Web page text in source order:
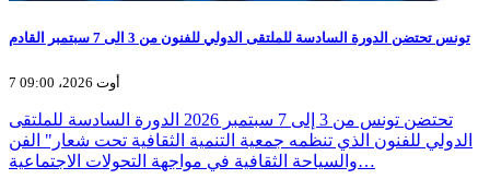
تونس تحتضن الدورة السادسة للملتقى الدولي للفنون من 3 الى 7 سبتمبر القادم
7 أوت 2026، 09:00
تحتضن تونس من 3 إلى 7 سبتمبر 2026 الدورة السادسة للملتقى
الدولي للفنون الذي تنظمه جمعية التنمية الثقافية تحت شعار" الفن
والسياحة الثقافية في مواجهة التحولات الاجتماعية…